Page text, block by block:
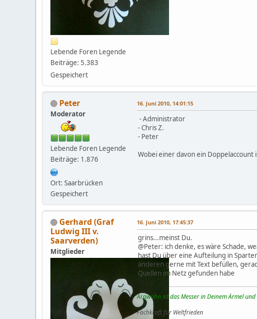
Lebende Foren Legende
Beiträge: 5.383
Gespeichert
Peter
Moderator
Lebende Foren Legende
Beiträge: 1.876
Ort: Saarbrücken
Gespeichert
16. Juni 2010, 14:01:15
- Administrator
- Chris Z.
- Peter
Wobei einer davon ein Doppelaccount
Gerhard (Graf
Ludwig III v.
Saarverden)
Mitglieder
16. Juni 2010, 17:45:37
grins...meinst Du.
@Peter: ich denke, es wäre Schade,
hast Du über eine Aufteilung in
anderen gerne mit Text befüllen,
Quellen im Netz gefunden habe
Argwohn ist das Messer in Deinem Ärmel
Fachkraft für Weltfrieden